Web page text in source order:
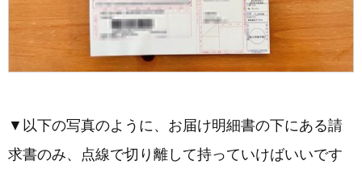
▼以下の写真のように、お届け明細書の下にある請
求書のみ、点線で切り離して持っていけばいいです